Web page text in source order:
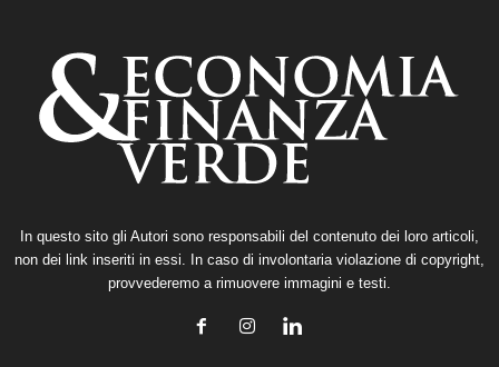
In questo sito gli Autori sono responsabili del contenuto dei loro articoli,
non dei link inseriti in essi. In caso di involontaria violazione di copyright,
provvederemo a rimuovere immagini e testi.